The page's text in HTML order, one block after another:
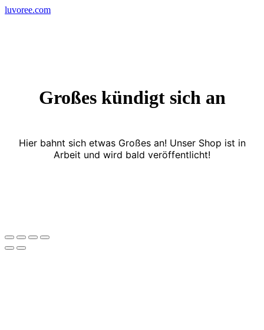
Skip
luvoree.com
Großes kündigt sich an
Hier bahnt sich etwas Großes an! Unser Shop ist in
Arbeit und wird bald veröffentlicht!